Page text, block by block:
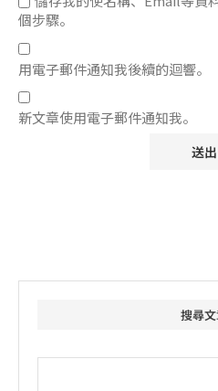
個步驟。
用電子郵件通知我後續的迴響。
新文章使用電子郵件通知我。
搜尋